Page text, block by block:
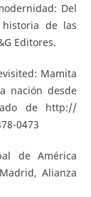
Del
de las
Editores.
Mamita
nación desde
de http://
0473
de América
Alianza